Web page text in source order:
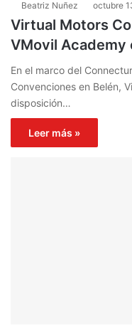
Beatriz Nuñez octubre
Virtual Motors
VMovil Academy
En el marco del
Convenciones en Belén,
disposición…
Leer más »